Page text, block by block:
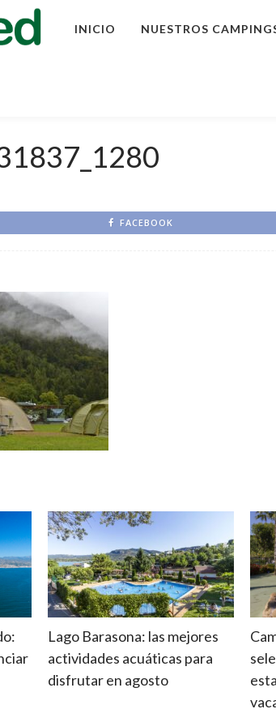
INICIO NUESTROS
FACEBOOK
Lago Barasona: las mejores
actividades acuáticas para
disfrutar en agosto